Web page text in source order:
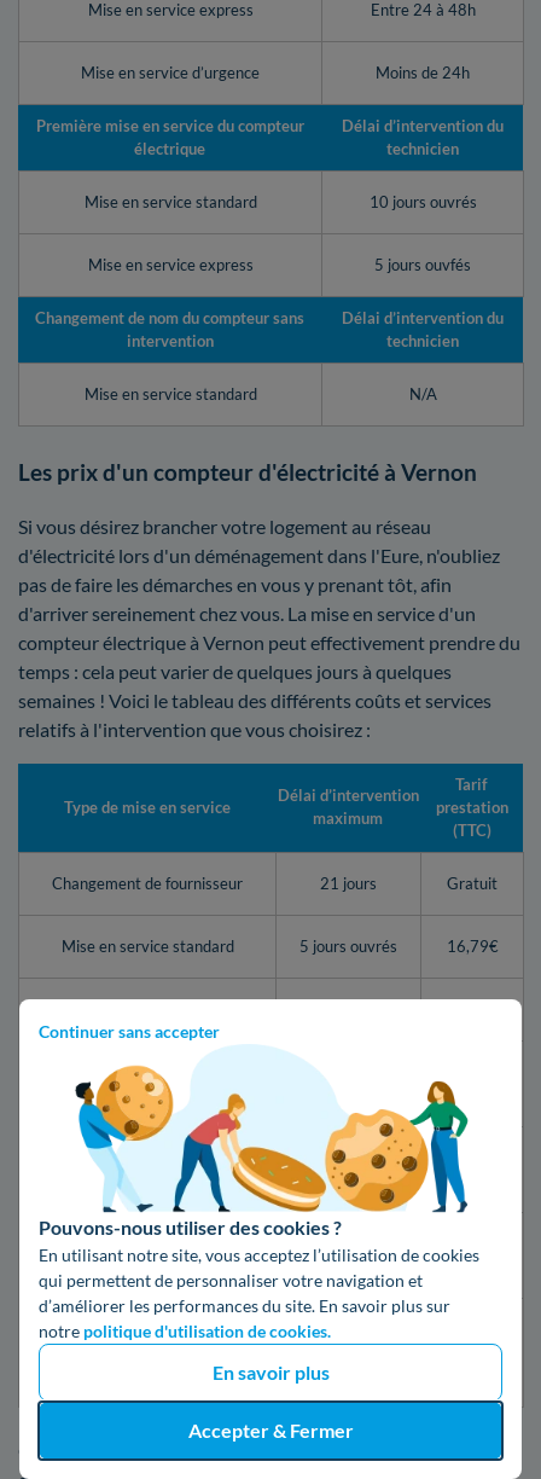
Continuer sans accepter
Pouvons-nous utiliser des cookies ?
En utilisant notre site, vous acceptez l’utilisation de cookies
qui permettent de personnaliser votre navigation et
d’améliorer les performances du site. En savoir plus sur
notre politique d'utilisation de cookies.
En savoir plus
Accepter & Fermer
Mise en service express Entre 24 à 48h
Mise en service d’urgence Moins de 24h
Première mise en service du compteur
électrique
Délai d’intervention du
technicien
Mise en service standard 10 jours ouvrés
Mise en service express 5 jours ouvfés
Changement de nom du compteur sans
intervention
Délai d’intervention du
technicien
Mise en service standard N/A
Les prix d'un compteur d'électricité à Vernon
Si vous désirez brancher votre logement au réseau
d'électricité lors d'un déménagement dans l'Eure, n'oubliez
pas de faire les démarches en vous y prenant tôt, afin
d'arriver sereinement chez vous. La mise en service d'un
compteur électrique à Vernon peut effectivement prendre du
temps : cela peut varier de quelques jours à quelques
semaines ! Voici le tableau des différents coûts et services
relatifs à l'intervention que vous choisirez :
Type de mise en service
Délai d’intervention
maximum
Tarif
prestation
(TTC)
Changement de fournisseur 21 jours Gratuit
Mise en service standard 5 jours ouvrés 16,79€
Mise en service d’urgence
24h après la
souscription
149,19€
Mise en service d’urgence
compteur Linky
30 minutes 69,76€
(nouveau raccordement)
ouvrés
50,56€
Première mise en service
88,84€
Ces étapes signifient qu'il faut prévoir un délai entre votre